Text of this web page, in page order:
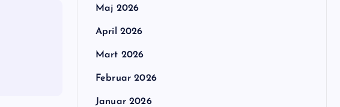
Maj 2026
April 2026
Mart 2026
Februar 2026
Januar 2026